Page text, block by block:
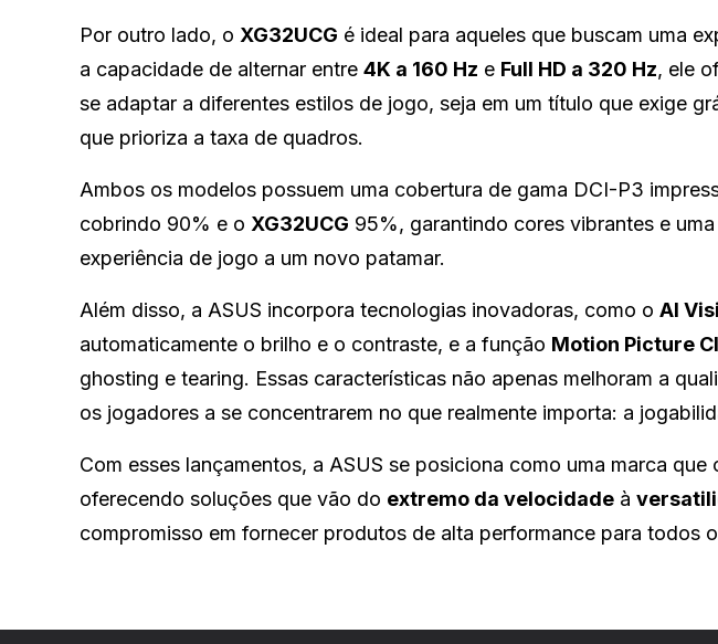
Por outro lado, o XG32UCG é ideal para aqueles que buscam uma
a capacidade de alternar entre 4K a 160 Hz e Full HD a 320 Hz, ele
se adaptar a diferentes estilos de jogo, seja em um título que exige
que prioriza a taxa de quadros.
Ambos os modelos possuem uma cobertura de gama DCI-P3
cobrindo 90% e o XG32UCG 95%, garantindo cores vibrantes e
experiência de jogo a um novo patamar.
Além disso, a ASUS incorpora tecnologias inovadoras, como o AI
automaticamente o brilho e o contraste, e a função Motion Picture
ghosting e tearing. Essas características não apenas melhoram a
os jogadores a se concentrarem no que realmente importa: a
Com esses lançamentos, a ASUS se posiciona como uma marca
oferecendo soluções que vão do extremo da velocidade à
compromisso em fornecer produtos de alta performance para todos